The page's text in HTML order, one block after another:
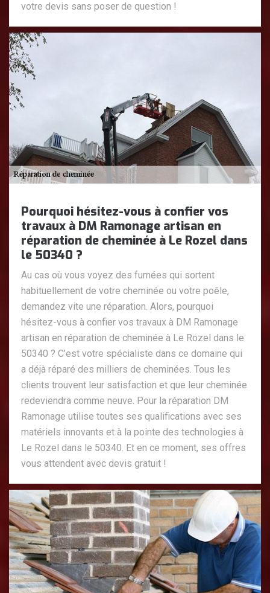
votre devis sans poser de question !
Pourquoi hésitez-vous à confier vos
travaux à DM Ramonage artisan en
réparation de cheminée à Le Rozel dans
le 50340 ?
Au cas où vous voyez des fumées qui sortent
habituellement de votre cheminée ou votre poêle,
demandez vite une réparation. Alors, pourquoi
hésitez-vous à confier vos travaux à DM Ramonage
artisan en réparation de cheminée à Le Rozel dans le
50340 ? C’est votre spécialiste dans ce domaine qui
a déjà réparé des milliers de cheminées. Tous les
clients trouvent leur satisfaction et que leur cheminée
redeviendra comme neuve. Pour la réparation DM
Ramonage utilise toutes ses qualifications avec ses
matériels innovants et à la pointe des technologies à
Le Rozel dans le 50340. Et en ce moment, ses offres
vous attendent avec devis gratuit !